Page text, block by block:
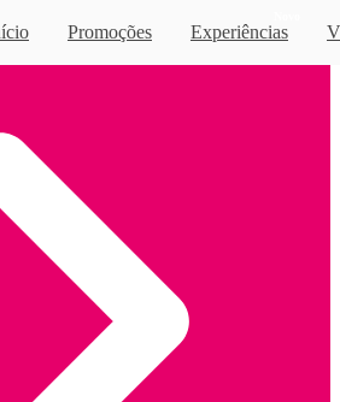
Promoções Experiências